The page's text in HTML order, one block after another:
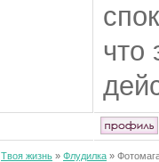
что
Твоя жизнь » Флудилка »